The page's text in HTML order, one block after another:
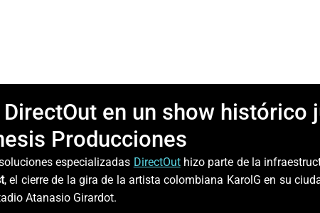
DirectOut en un show histórico
Producciones
especializadas DirectOut
, el cierre de la gira de la artista colombiana KarolG en su
Atanasio Girardot.